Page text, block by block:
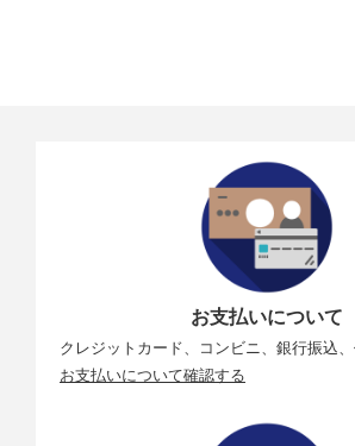
お支払いについて
クレジットカード、コンビニ、銀行振込
お支払いについて確認する